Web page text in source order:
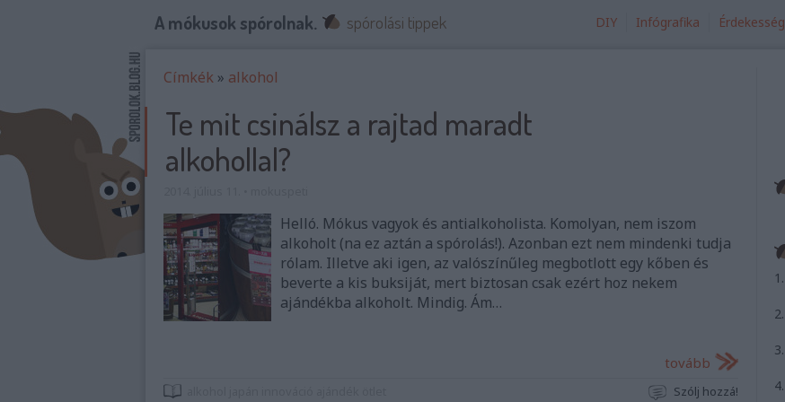
A mókusok spórolnak. spórolási tippek DIY Infógrafika Érdekesség
Címkék » alkohol
Te mit csinálsz a rajtad maradt
alkohollal?
Helló. Mókus vagyok és antialkoholista. Komolyan, nem iszom
alkoholt (na ez aztán a spórolás!). Azonban ezt nem mindenki tudja
rólam. Illetve aki igen, az valószínűleg megbotlott egy kőben és
beverte a kis buksiját, mert biztosan csak ezért hoz nekem
ajándékba alkoholt. Mindig. Ám…
tovább
Szólj hozzá!